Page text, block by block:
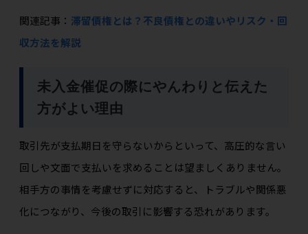
関連記事： 滞留債権とは？不良債権との違いやリスク・回
収方法を解説
未入金催促の際にやんわりと伝えた
方がよい理由
取引先が支払期日を守らないからといって、高圧的な言い
回しや文面で支払いを求めることは望ましくありません。
相手方の事情を考慮せずに対応すると、トラブルや関係悪
化につながり、今後の取引に影響する恐れがあります。